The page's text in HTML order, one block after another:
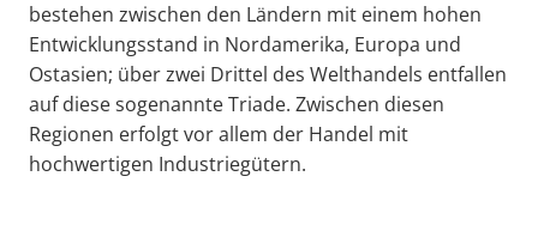
bestehen zwischen den Ländern mit einem hohen
Entwicklungsstand in Nordamerika, Europa und
Ostasien; über zwei Drittel des Welthandels entfallen
auf diese sogenannte Triade. Zwischen diesen
Regionen erfolgt vor allem der Handel mit
hochwertigen Industriegütern.